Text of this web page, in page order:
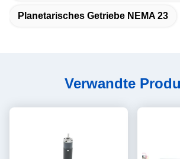
Planetarisches Getriebe NEMA 23
Verwandte